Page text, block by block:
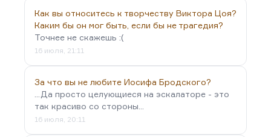
Как вы относитесь к творчеству Виктора Цоя?
Каким бы он мог быть, если бы не трагедия?
Точнее не скажешь :(
16 июля, 21:11
За что вы не любите Иосифа Бродского?
...Да просто целующиеся на эскалаторе - это
так красиво со стороны...
16 июля, 20:11